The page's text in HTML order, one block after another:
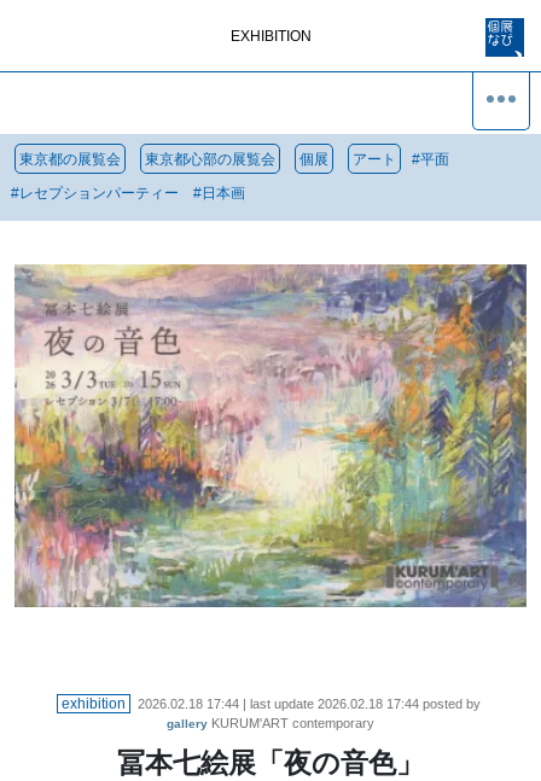
EXHIBITION
東京都の展覧会 東京都心部の展覧会 個展 アート #平面
#レセプションパーティー #日本画
exhibition 2026.02.18 17:44 | last update 2026.02.18 17:44 posted by
gallery KURUM'ART contemporary
冨本七絵展「夜の音色」